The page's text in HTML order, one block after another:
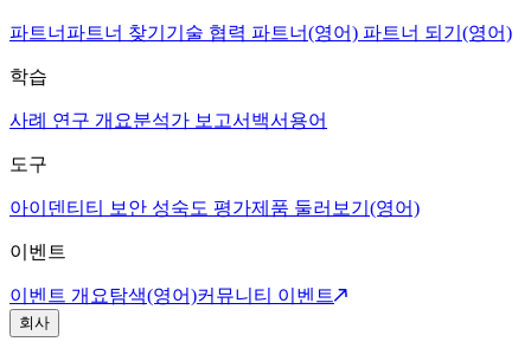
파트너 파트너 찾기 기술 협력 파트너(영어) 파트너 되기(영어)
학습
사례 연구 개요분석가 보고서 백서 용어
도구
아이덴티티 보안 성숙도 평가제품 둘러보기(영어)
이벤트
이벤트 개요탐색(영어)커뮤니티 이벤트
회사